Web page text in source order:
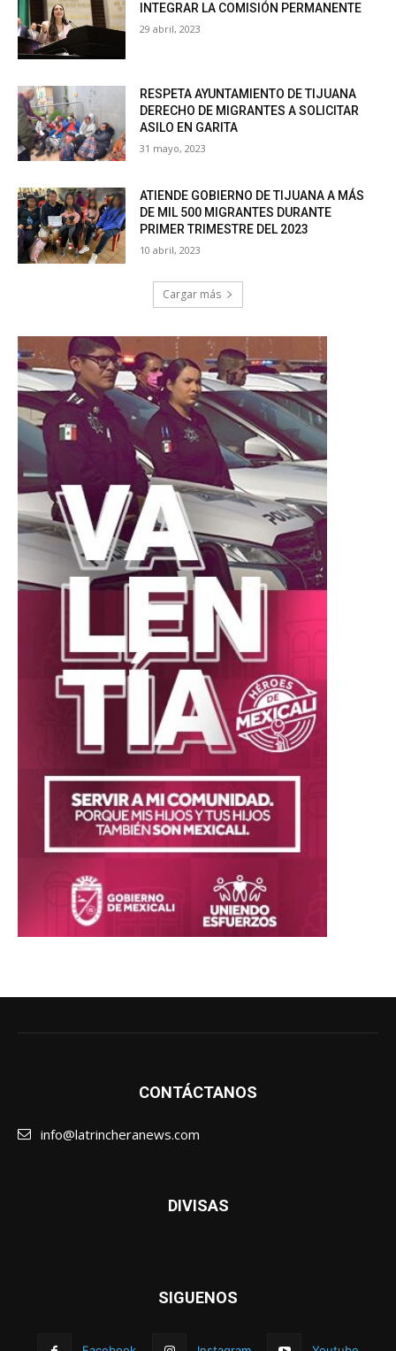
INTEGRAR LA COMISIÓN PERMANENTE
29 abril, 2023
RESPETA AYUNTAMIENTO DE TIJUANA
DERECHO DE MIGRANTES A SOLICITAR
ASILO EN GARITA
31 mayo, 2023
ATIENDE GOBIERNO DE TIJUANA A MÁS
DE MIL 500 MIGRANTES DURANTE
PRIMER TRIMESTRE DEL 2023
10 abril, 2023
Cargar más
CONTÁCTANOS
info@latrincheranews.com
DIVISAS
SIGUENOS